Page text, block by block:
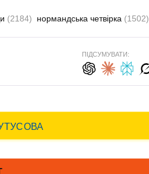
(2184) нормандська четвірка (1502)
ПІДСУМУВАТИ: